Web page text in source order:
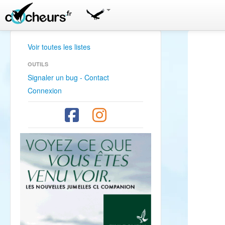
Voir toutes les listes
OUTILS
Signaler un bug - Contact
Connexion